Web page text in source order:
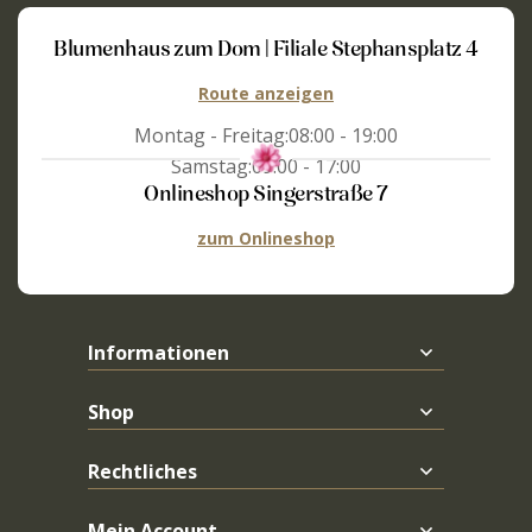
Blumenhaus zum Dom | Filiale Stephansplatz 4
Route anzeigen
Montag - Freitag:08:00 - 19:00
Samstag:09:00 - 17:00
Onlineshop Singerstraße 7
zum Onlineshop
Informationen
Shop
Rechtliches